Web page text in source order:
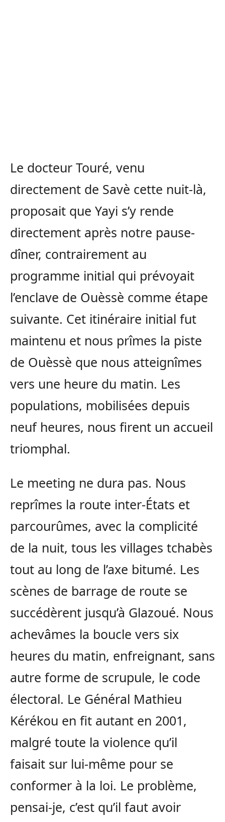
Le docteur Touré, venu
directement de Savè cette nuit-là,
proposait que Yayi s’y rende
directement après notre pause-
dîner, contrairement au
programme initial qui prévoyait
l’enclave de Ouèssè comme étape
suivante. Cet itinéraire initial fut
maintenu et nous prîmes la piste
de Ouèssè que nous atteignîmes
vers une heure du matin. Les
populations, mobilisées depuis
neuf heures, nous firent un accueil
triomphal.
Le meeting ne dura pas. Nous
reprîmes la route inter-États et
parcourûmes, avec la complicité
de la nuit, tous les villages tchabès
tout au long de l’axe bitumé. Les
scènes de barrage de route se
succédèrent jusqu’à Glazoué. Nous
achevâmes la boucle vers six
heures du matin, enfreignant, sans
autre forme de scrupule, le code
électoral. Le Général Mathieu
Kérékou en fit autant en 2001,
malgré toute la violence qu’il
faisait sur lui-même pour se
conformer à la loi. Le problème,
pensai-je, c’est qu’il faut avoir